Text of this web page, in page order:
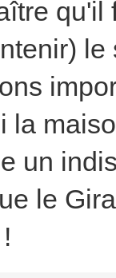
le
la
un
le